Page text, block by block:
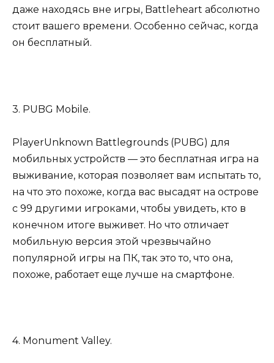
даже находясь вне игры, Battleheart абсолютно
стоит вашего времени. Особенно сейчас, когда
он бесплатный.
3. PUBG Mobile.
PlayerUnknown Battlegrounds (PUBG) для
мобильных устройств — это бесплатная игра на
выживание, которая позволяет вам испытать то,
на что это похоже, когда вас высадят на острове
с 99 другими игроками, чтобы увидеть, кто в
конечном итоге выживет. Но что отличает
мобильную версия этой чрезвычайно
популярной игры на ПК, так это то, что она,
похоже, работает еще лучше на смартфоне.
4. Monument Valley.